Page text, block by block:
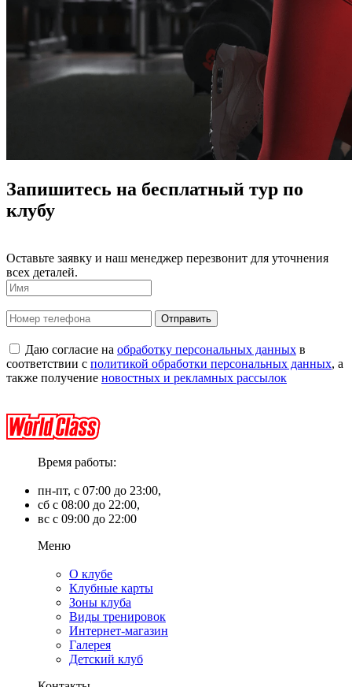
Запишитесь на бесплатный тур по
клубу
Оставьте заявку и наш менеджер перезвонит для уточнения
всех деталей.
Даю согласие на обработку персональных данных в
соответствии с политикой обработки персональных данных, а
также получение новостных и рекламных рассылок
Время работы:
пн-пт, с 07:00 до 23:00,
сб с 08:00 до 22:00,
вс с 09:00 до 22:00
Меню
О клубе
Клубные карты
Зоны клуба
Виды тренировок
Интернет-магазин
Галерея
Детский клуб